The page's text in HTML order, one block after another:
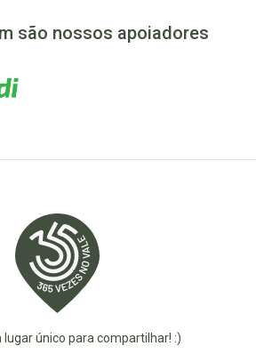
são nossos apoiadores
lugar único para compartilhar! :)